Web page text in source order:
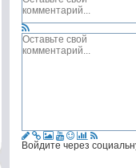
Войдите через